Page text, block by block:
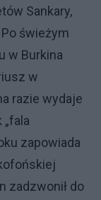
Sankary,
świeżym
w Burkina
w
razie wydaje
zapowiada
zadzwonił do